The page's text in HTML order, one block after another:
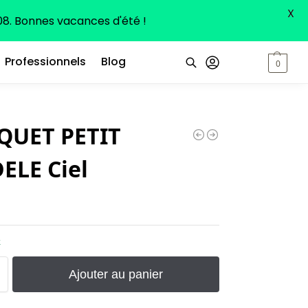
Professionnels Blog 0
PETIT
Ciel
Ajouter au panier
Bonnes vacances d'été ! X